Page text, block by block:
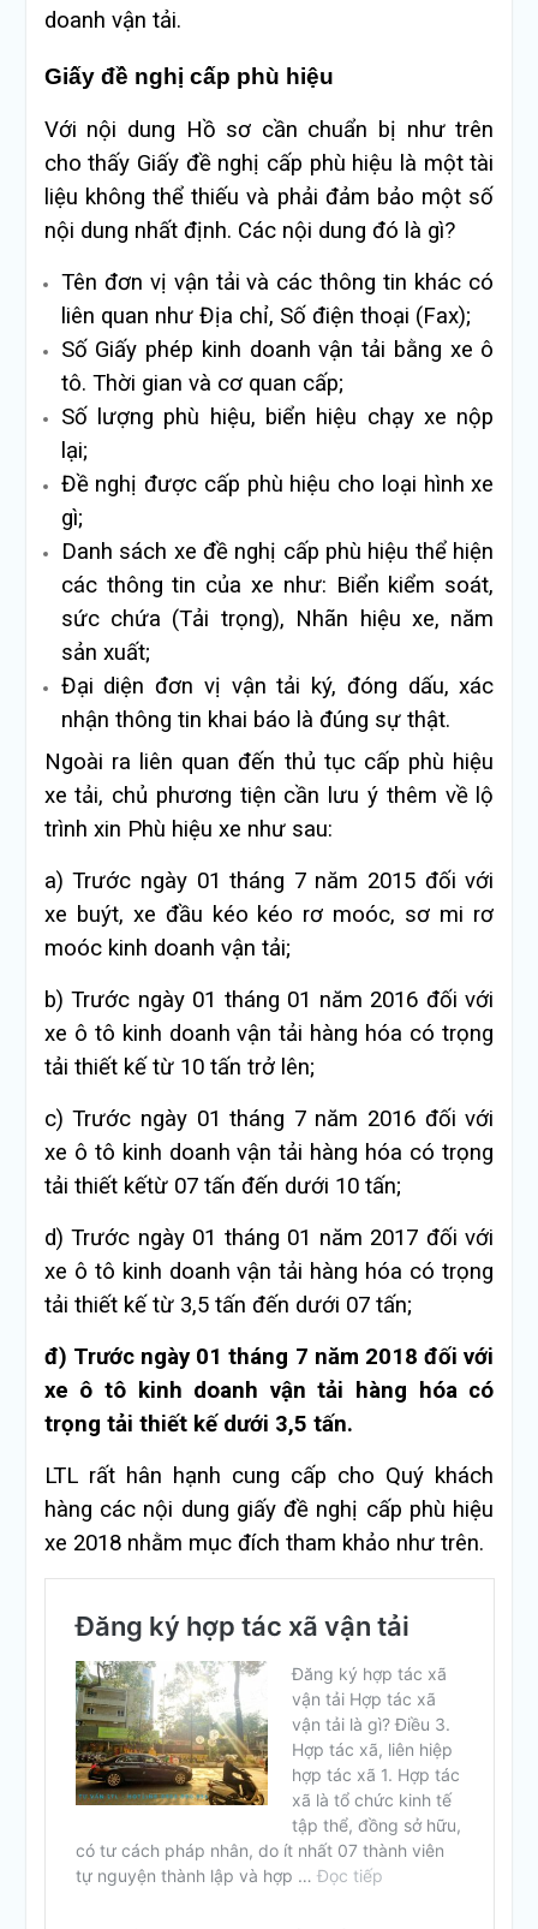
doanh vận tải.
Giấy đề nghị cấp phù hiệu
Với nội dung Hồ sơ cần chuẩn bị như trên
cho thấy Giấy đề nghị cấp phù hiệu là một tài
liệu không thể thiếu và phải đảm bảo một số
nội dung nhất định. Các nội dung đó là gì?
Tên đơn vị vận tải và các thông tin khác có
liên quan như Địa chỉ, Số điện thoại (Fax);
Số Giấy phép kinh doanh vận tải bằng xe ô
tô. Thời gian và cơ quan cấp;
Số lượng phù hiệu, biển hiệu chạy xe nộp
lại;
Đề nghị được cấp phù hiệu cho loại hình xe
gì;
Danh sách xe đề nghị cấp phù hiệu thể hiện
các thông tin của xe như: Biển kiểm soát,
sức chứa (Tải trọng), Nhãn hiệu xe, năm
sản xuất;
Đại diện đơn vị vận tải ký, đóng dấu, xác
nhận thông tin khai báo là đúng sự thật.
Ngoài ra liên quan đến thủ tục cấp phù hiệu
xe tải, chủ phương tiện cần lưu ý thêm về lộ
trình xin Phù hiệu xe như sau:
a) Trước ngày 01 tháng 7 năm 2015 đối với
xe buýt, xe đầu kéo kéo rơ moóc, sơ mi rơ
moóc kinh doanh vận tải;
b) Trước ngày 01 tháng 01 năm 2016 đối với
xe ô tô kinh doanh vận tải hàng hóa có trọng
tải thiết kế từ 10 tấn trở lên;
c) Trước ngày 01 tháng 7 năm 2016 đối với
xe ô tô kinh doanh vận tải hàng hóa có trọng
tải thiết kếtừ 07 tấn đến dưới 10 tấn;
d) Trước ngày 01 tháng 01 năm 2017 đối với
xe ô tô kinh doanh vận tải hàng hóa có trọng
tải thiết kế từ 3,5 tấn đến dưới 07 tấn;
đ) Trước ngày 01 tháng 7 năm 2018 đối với
xe ô tô kinh doanh vận tải hàng hóa có
trọng tải thiết kế dưới 3,5 tấn.
LTL rất hân hạnh cung cấp cho Quý khách
hàng các nội dung giấy đề nghị cấp phù hiệu
xe 2018 nhằm mục đích tham khảo như trên.